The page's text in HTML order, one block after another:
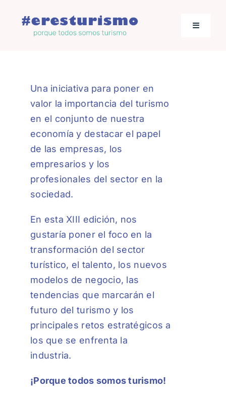
contenido
Toggle
Los empresarios hablan
Jornadas de Turismo
Una iniciativa para poner en
valor la importancia del turismo
en el conjunto de nuestra
economía y destacar el papel
de las empresas, los
empresarios y los
profesionales del sector en la
sociedad.
En esta XIII edición, nos
gustaría poner el foco en la
transformación del sector
turístico, el talento, los nuevos
modelos de negocio, las
tendencias que marcarán el
futuro del turismo y los
principales retos estratégicos a
los que se enfrenta la
industria.
¡Porque todos somos turismo!